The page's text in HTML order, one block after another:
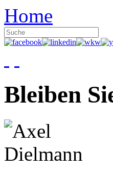
Home
Bleiben